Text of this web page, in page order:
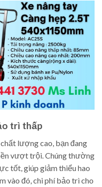
trì thấp
lượng cao, bạn đang
vượt trội. Chúng thường
tốt, giúp giảm thiểu hao
vào đó, chi phí bảo trì cho